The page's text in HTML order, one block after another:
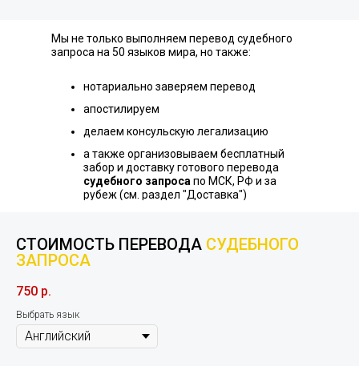
Мы не только выполняем перевод судебного
запроса на 50 языков мира, но также:
нотариально заверяем перевод
апостилируем
делаем консульскую легализацию
а также организовываем бесплатный
забор и доставку готового перевода
судебного запроса по МСК, РФ и за
рубеж (см. раздел "Доставка")
СТОИМОСТЬ ПЕРЕВОДА СУДЕБНОГО
ЗАПРОСА
750 р.
Выбрать язык